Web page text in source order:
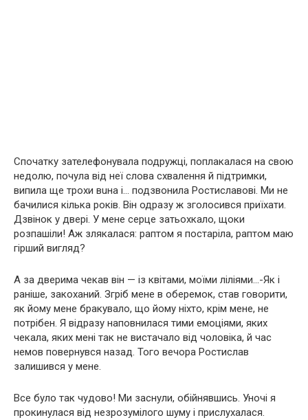
Спочатку зателефонувала подружці, поплакалася на свою
недолю, почула від неї слова схвалення й підтримки,
випила ще трохи вuна і… подзвонила Ростиславові. Ми не
бачилися кілька років. Він одразу ж зголосився приїхати.
Дзвінок у двері. У мене серце затьохкало, щоки
розпашіли! Аж злякалася: раптом я постаріла, раптом маю
гірший вигляд?
А за дверима чекав він — із квітами, моїми ліліями…-Як і
раніше, закоханий. Згріб мене в оберемок, став говорити,
як йому мене бракувало, що йому ніхто, крім мене, не
потрібен. Я відразу наповнилася тими емоціями, яких
чекала, яких мені так не вистачало від чоловіка, й час
немов повернувся назад. Того вечора Ростислав
залишився у мене.
Все було так чудово! Ми заснули, обійнявшись. Уночі я
прокинулася від незрозумілого шуму і прислухалася.